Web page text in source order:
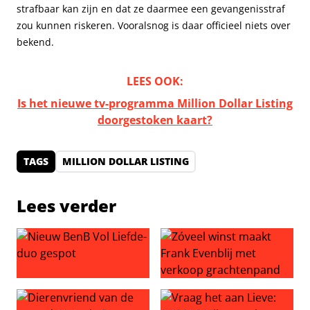
strafbaar kan zijn en dat ze daarmee een gevangenisstraf
zou kunnen riskeren. Vooralsnog is daar officieel niets over
bekend.
LEES OOK:
Is het nieuwe tv-programma Million Dollar Listing
doorgestoken kaart?
TAGS MILLION DOLLAR LISTING
Lees verder
Nieuw BenB Vol Liefde-duo gespotZóveel winst maakt Frank